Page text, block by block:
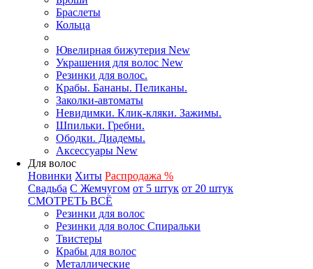
Браслеты
Кольца
Ювелирная бижутерия New
Украшения для волос New
Резинки для волос.
Крабы. Бананы. Пеликаны.
Заколки-автоматы
Невидимки. Клик-кляки. Зажимы.
Шпильки. Гребни.
Ободки. Диадемы.
Аксессуары New
Для волос
Новинки Хиты Распродажа %
Свадьба С Жемчугом от 5 штук от 20 штук
СМОТРЕТЬ ВСЁ
Резинки для волос
Резинки для волос Спиральки
Твистеры
Крабы для волос
Металлические